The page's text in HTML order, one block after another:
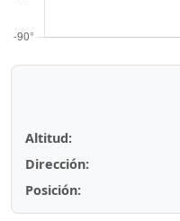
Altitud:
Dirección:
Posición: